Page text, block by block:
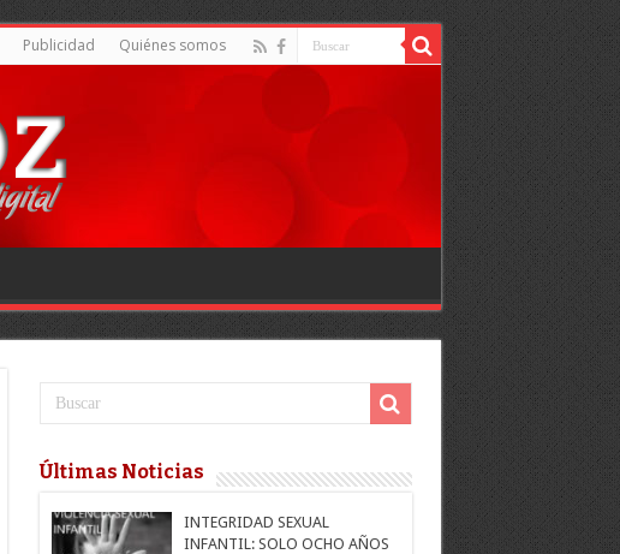
Publicidad Quiénes somos
Últimas Noticias
INTEGRIDAD SEXUAL
INFANTIL: SOLO OCHO AÑOS